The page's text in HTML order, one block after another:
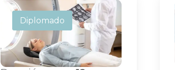
Diplomado
Diplomado de
Tomografía
Computada